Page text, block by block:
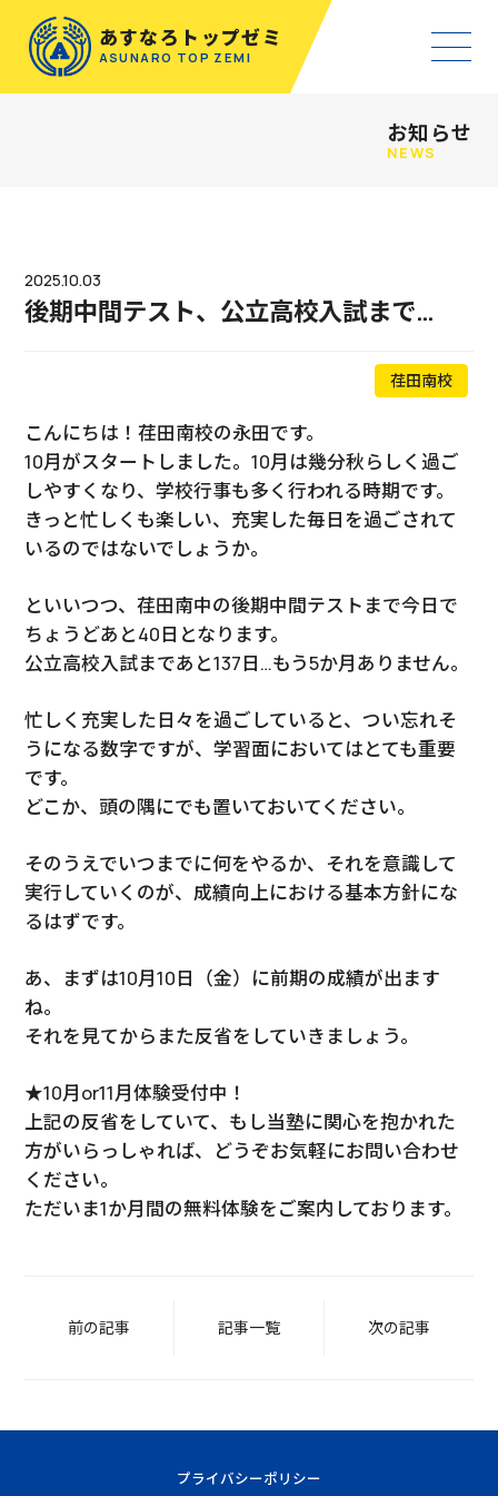
あすなろトップゼミ
ASUNARO TOP ZEMI
お知らせ
NEWS
2025.10.03
後期中間テスト、公立高校入試まで…
荏田南校
こんにちは！荏田南校の永田です。
10月がスタートしました。10月は幾分秋らしく過ご
しやすくなり、学校行事も多く行われる時期です。
きっと忙しくも楽しい、充実した毎日を過ごされて
いるのではないでしょうか。
といいつつ、荏田南中の後期中間テストまで今日で
ちょうどあと40日となります。
公立高校入試まであと137日…もう5か月ありません。
忙しく充実した日々を過ごしていると、つい忘れそ
うになる数字ですが、学習面においてはとても重要
です。
どこか、頭の隅にでも置いておいてください。
そのうえでいつまでに何をやるか、それを意識して
実行していくのが、成績向上における基本方針にな
るはずです。
あ、まずは10月10日（金）に前期の成績が出ます
ね。
それを見てからまた反省をしていきましょう。
★10月or11月体験受付中！
上記の反省をしていて、もし当塾に関心を抱かれた
方がいらっしゃれば、どうぞお気軽にお問い合わせ
ください。
ただいま1か月間の無料体験をご案内しております。
前の記事 記事一覧 次の記事
プライバシーポリシー